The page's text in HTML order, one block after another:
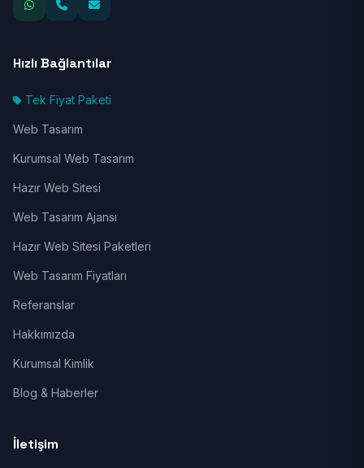
Hızlı Bağlantılar
Tek Fiyat Paketi
Web Tasarım
Kurumsal Web Tasarım
Hazır Web Sitesi
Web Tasarım Ajansı
Hazır Web Sitesi Paketleri
Web Tasarım Fiyatları
Referanslar
Hakkımızda
Kurumsal Kimlik
Blog & Haberler
İletişim